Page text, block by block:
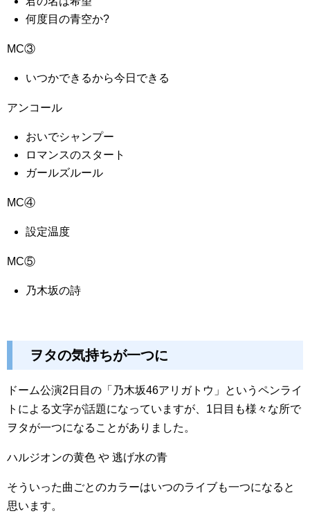
何度目の青空か?
MC③
いつかできるから今日できる
アンコール
おいでシャンプー
ロマンスのスタート
ガールズルール
MC④
設定温度
MC⑤
乃木坂の詩
ヲタの気持ちが一つに
ドーム公演2日目の「乃木坂46アリガトウ」というペンライ
トによる文字が話題になっていますが、1日目も様々な所で
ヲタが一つになることがありました。
ハルジオンの黄色 や 逃げ水の青
そういった曲ごとのカラーはいつのライブも一つになると
思います。